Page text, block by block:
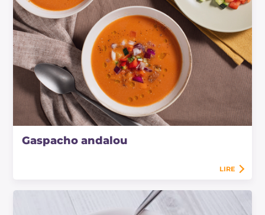
Gaspacho andalou
LIRE